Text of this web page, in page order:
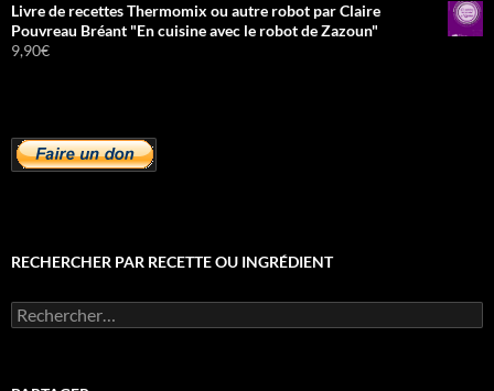
Livre de recettes Thermomix ou autre robot par Claire
Pouvreau Bréant "En cuisine avec le robot de Zazoun"
9,90€
RECHERCHER PAR RECETTE OU INGRÉDIENT
Rechercher :